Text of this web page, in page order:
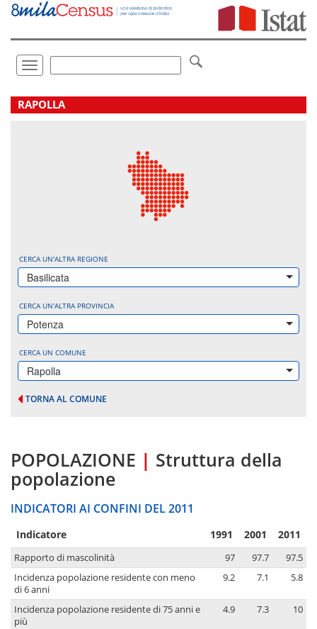
Vai
direttamente
Toggle
navigation
.
RAPOLLA
CERCA UN'ALTRA REGIONE
Basilicata
CERCA UN'ALTRA PROVINCIA
Potenza
CERCA UN COMUNE
Rapolla
TORNA AL COMUNE
POPOLAZIONE | Struttura della
popolazione
INDICATORI AI CONFINI DEL 2011
Indicatore 1991 2001 2011
Rapporto di mascolinità 97 97.7
97.5
Incidenza popolazione residente con meno
di 6 anni
9.2 7.1 5.8
Incidenza popolazione residente di 75 anni e
più
4.9 7.3 10